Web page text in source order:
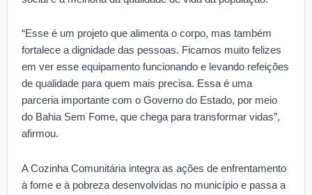
“Esse é um projeto que alimenta o corpo, mas também
fortalece a dignidade das pessoas. Ficamos muito felizes
em ver esse equipamento funcionando e levando refeições
de qualidade para quem mais precisa. Essa é uma
parceria importante com o Governo do Estado, por meio
do Bahia Sem Fome, que chega para transformar vidas”,
afirmou.
A Cozinha Comunitária integra as ações de enfrentamento
à fome e à pobreza desenvolvidas no município e passa a